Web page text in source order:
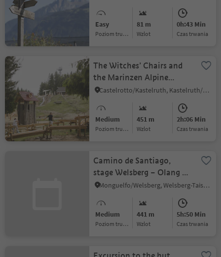
Easy
Poziom trudności
81 m
Wzlot
0h:43 Min
czas trwania
The Witches’ Chairs and
the Marinzen Alpine
pasture
Castelrotto/Kastelruth, Kastelruth/Castelrotto, Dolomites Region Seiser Alm
Medium
Poziom trudności
451 m
Wzlot
2h:06 Min
czas trwania
Camino de Santiago,
stage Welsberg – Olang –
Nasen – Bruneck
Monguelfo/Welsberg, Welsberg-Taisten/Monguelfo-Tesido
Medium
Poziom trudności
441 m
Wzlot
5h:50 Min
czas trwania